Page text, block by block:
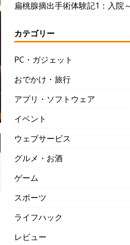
扁桃腺摘出手術体験記1：入院
カテゴリー
PC・ガジェット
おでかけ・旅行
アプリ・ソフトウェア
イベント
ウェブサービス
グルメ・お酒
ゲーム
スポーツ
ライフハック
レビュー